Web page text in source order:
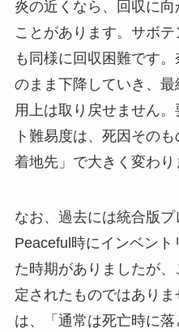
炎の近くなら、回収に
ことがあります。サボ
も同様に回収困難です
のまま下降していき、
用上は取り戻せません
ト難易度は、死因その
着地先」で大きく変わり
なお、過去には統合版
Peaceful時にインベン
た時期がありましたが
定されたものではあり
は、「通常は死亡時に